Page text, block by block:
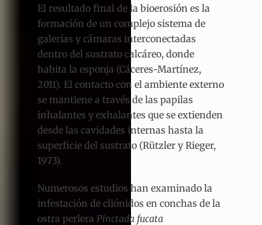
El resultado final de la bioerosión es la
formación de un complejo sistema de
galerías y cámaras interconectadas
dentro del sustrato calcáreo, donde
habita la esponja (Cáceres-Martínez,
2011). El contacto con el ambiente externo
se mantiene a través de las papilas
inhalantes y exhalantes que se extienden
desde las cavidades internas hasta la
superficie del sustrato (Rützler y Rieger,
1973).
Numerosos estudios han examinado la
infestación de cliónidos en conchas de la
ostra perlera Pinctada fucata